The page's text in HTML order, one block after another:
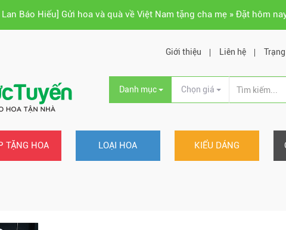
Lan Báo Hiếu] Gửi hoa và quà về Việt Nam tặng cha mẹ » Đặt hôm
Giới thiệu Liên hệ
Danh mục Chọn giá
TẶNG HOA LOẠI HOA KIỂU DÁNG